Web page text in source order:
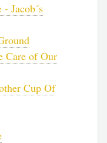
Jacob´s
Care of Our
Cup Of